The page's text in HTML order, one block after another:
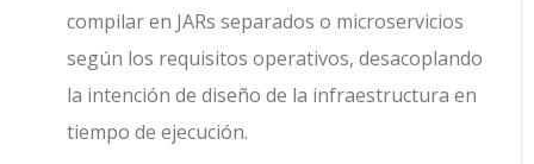
compilar en JARs separados o microservicios
según los requisitos operativos, desacoplando
la intención de diseño de la infraestructura en
tiempo de ejecución.